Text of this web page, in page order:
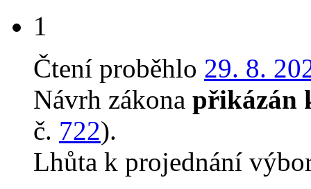
1
Čtení proběhlo 29. 8.
Návrh zákona přikázán
č. 722).
Lhůta k projednání